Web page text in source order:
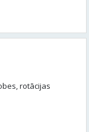
rotācijas